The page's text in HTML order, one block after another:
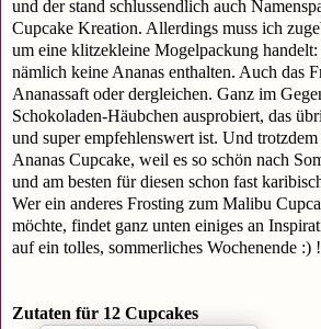
und der stand schlussendlich auch
Cupcake Kreation. Allerdings muss ich
um eine klitzekleine Mogelpackung
nämlich keine Ananas enthalten. Auch das
Ananassaft oder dergleichen. Ganz im
Schokoladen-Häubchen ausprobiert, das
und super empfehlenswert ist. Und
Ananas Cupcake, weil es so schön nach
und am besten für diesen schon fast
Wer ein anderes Frosting zum Malibu
möchte, findet ganz unten einiges an
auf ein tolles, sommerliches Wochenende :) !
Zutaten für 12 Cupcakes